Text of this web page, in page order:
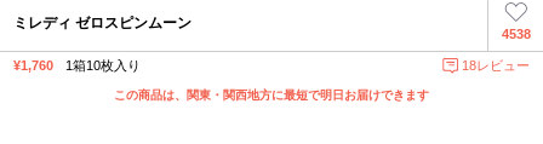
4538
ミレディ ゼロスピンムーン
¥1,760 1箱10枚入り 18レビュー
この商品は、関東・関西地方に最短で明日お届けできます